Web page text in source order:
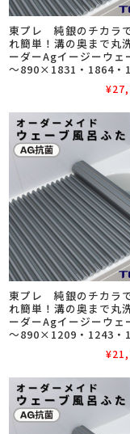
東プレ 純銀のチカラ
れ簡単！溝の奥まで丸
ーダーAgイージーウェ
～890×1831・1864・
東プレ 純銀のチカラ
れ簡単！溝の奥まで丸
ーダーAgイージーウェ
～890×1209・1243・